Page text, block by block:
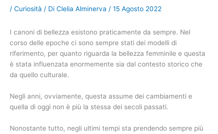
/ Curiosità / Di Clelia Alminerva / 15 Agosto 2022
I canoni di bellezza esistono praticamente da sempre. Nel
corso delle epoche ci sono sempre stati dei modelli di
riferimento, per quanto riguarda la bellezza femminile e questa
è stata influenzata enormemente sia dal contesto storico che
da quello culturale.
Negli anni, ovviamente, questa assume dei cambiamenti e
quella di oggi non è più la stessa dei secoli passati.
Nonostante tutto, negli ultimi tempi sta prendendo sempre più